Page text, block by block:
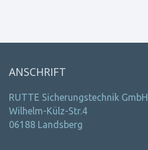
ANSCHRIFT
RUTTE Sicherungstechnik GmbH
Wilhelm-Külz-Str.4
06188 Landsberg